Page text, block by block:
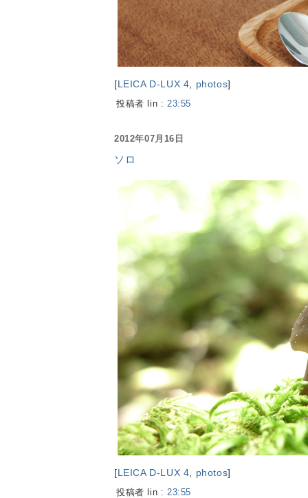
[LEICA D-LUX 4 photos]
投稿者 lin : 23:55
2012年07月16日
ソロ
[LEICA D-LUX 4 photos]
投稿者 lin : 23:55